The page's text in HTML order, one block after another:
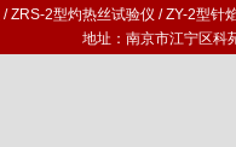
/ZRS-2型灼热丝试验仪 /ZY-2型针
地址：南京市江宁区科